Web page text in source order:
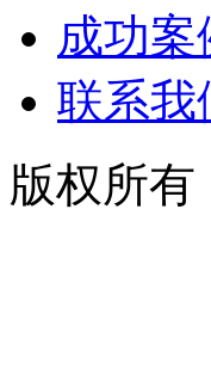
成功案
联系我
版权所